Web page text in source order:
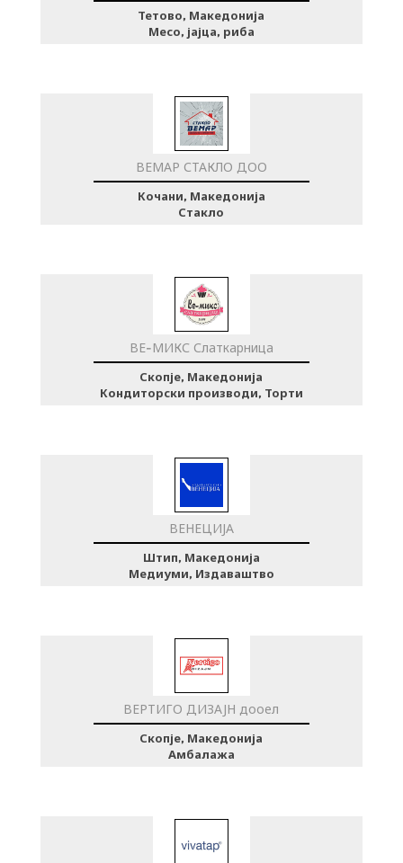
Тетово, Македонија
Месо, јајца, риба
ВЕМАР СТАКЛО ДОО
Кочани, Македонија
Стакло
ВЕ-МИКС Слаткарница
Скопје, Македонија
Кондиторски производи, Торти
ВЕНЕЦИЈА
Штип, Македонија
Медиуми, Издаваштво
ВЕРТИГО ДИЗАЈН дооел
Скопје, Македонија
Амбалажа